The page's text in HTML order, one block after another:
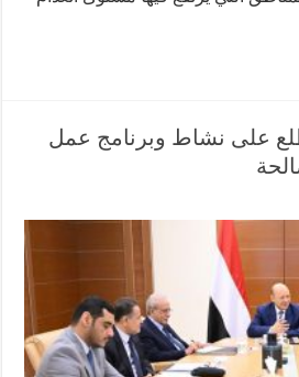
على نشاط وبرنامج عمل